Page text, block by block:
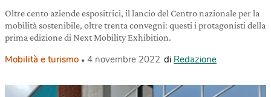
Oltre cento aziende espositrici, il lancio del Centro nazionale per la
mobilità sostenibile, oltre trenta convegni: questi i protagonisti della
prima edizione di Next Mobility Exhibition.
Mobilità e turismo 4 novembre 2022 di Redazione